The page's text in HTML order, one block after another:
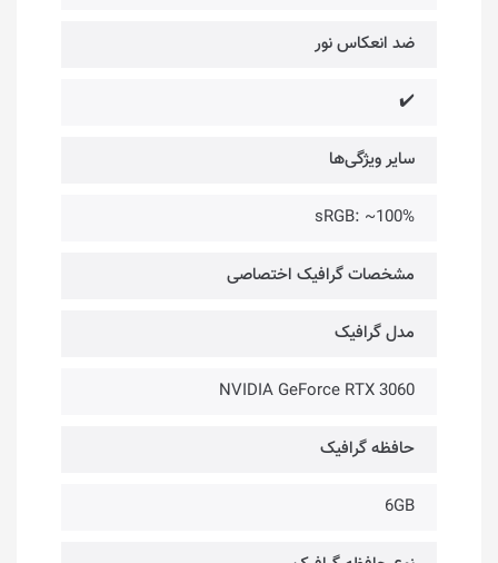
ضد انعکاس نور
✔️
سایر ویژگی‌ها
100%~ :sRGB
مشخصات گرافیک اختصاصی
مدل گرافیک
NVIDIA GeForce RTX 3060
حافظه گرافیک
6GB